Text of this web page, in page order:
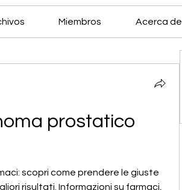
Miembros Acerca de
prostatico
scopri come prendere le giuste
risultati. Informazioni su farmaci,